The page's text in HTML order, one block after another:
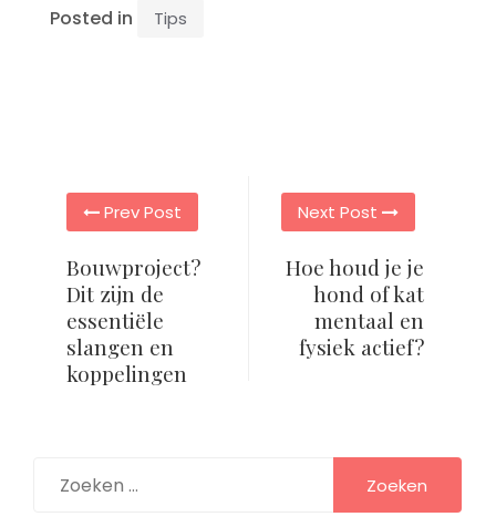
Posted in Tips
Post
navigation
Prev Post
Bouwproject?
Dit zijn de
essentiële
slangen en
koppelingen
Next Post
Hoe houd je je
hond of kat
mentaal en
fysiek actief?
naar: